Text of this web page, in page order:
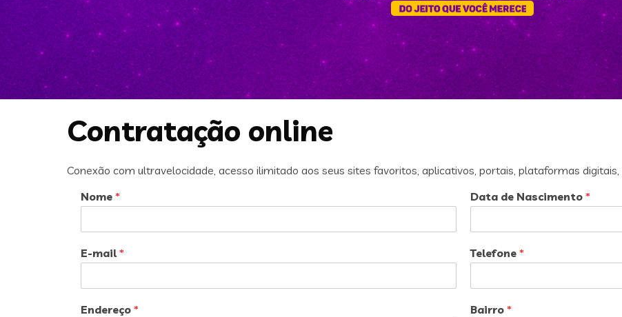
Contratação online
Conexão com ultravelocidade, acesso ilimitado aos seus sites favoritos, aplicativos, portais, plataformas
Nome * Data de Nascimento *
E-mail* Telefone *
Endereço * Bairro *